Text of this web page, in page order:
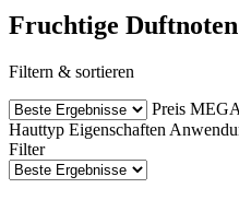
Fruchtige Duftnoten
Filtern & sortieren
Preis
Hauttyp Eigenschaften
Filter